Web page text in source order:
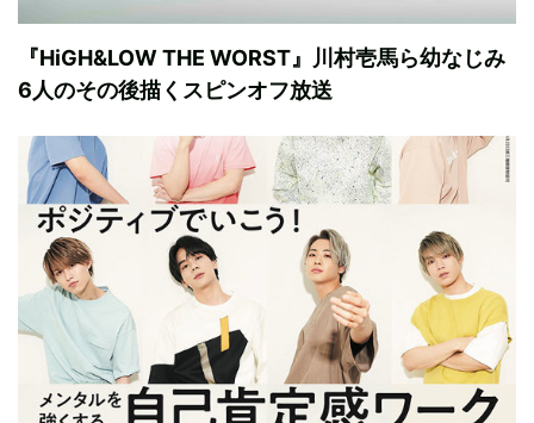
『HiGH&LOW THE WORST』川村壱馬ら幼なじみ
6人のその後描くスピンオフ放送